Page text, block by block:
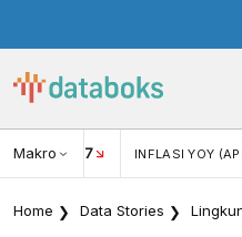
Makro
USD/IDR 17 INFLASI YOY
Home Data Stories